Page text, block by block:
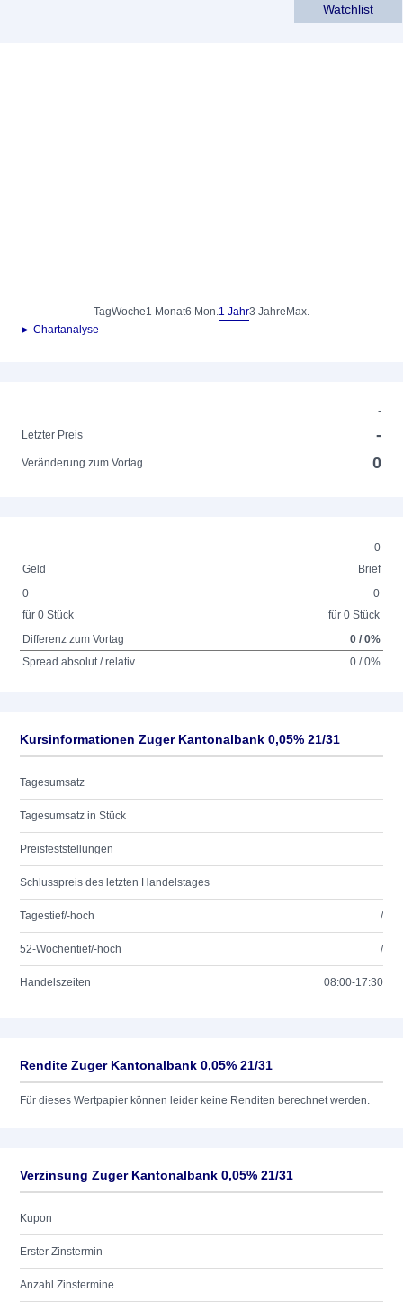
Watchlist
TagWoche1 Monat6 Mon.1 Jahr3 Jahre Max.
► Chartanalyse
-
Letzter Preis
-
Veränderung zum Vortag 0
0
Geld
Brief
0
für 0 Stück
0
für 0 Stück
Differenz zum Vortag
0 / 0%
Spread absolut / relativ
0 / 0%
Kursinformationen Zuger Kantonalbank 0,05% 21/31
Tagesumsatz
Tagesumsatz in Stück
Preisfeststellungen
Schlusspreis des letzten Handelstages
Tagestief/-hoch /
52-Wochentief/-hoch /
Handelszeiten 08:00-17:30
Rendite Zuger Kantonalbank 0,05% 21/31
Für dieses Wertpapier können leider keine Renditen berechnet werden.
Verzinsung Zuger Kantonalbank 0,05% 21/31
Kupon
Erster Zinstermin
Anzahl Zinstermine